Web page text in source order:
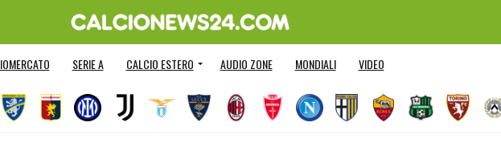
SERIE A CALCIO ESTERO AUDIO ZONE MONDIALI VIDEO